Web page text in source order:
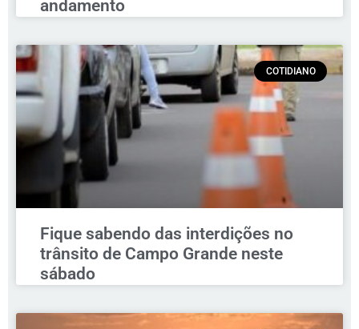
andamento
COTIDIANO
Fique sabendo das interdições no
trânsito de Campo Grande neste
sábado